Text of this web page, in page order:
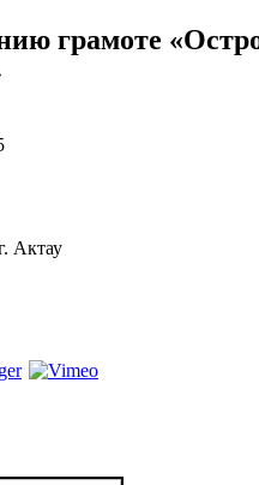
грамоте
Актау